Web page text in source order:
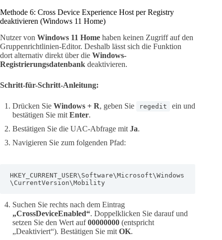
Methode 6: Cross Device Experience Host per Registry
deaktivieren (Windows 11 Home)
Nutzer von Windows 11 Home haben keinen Zugriff auf den
Gruppenrichtlinien-Editor. Deshalb lässt sich die Funktion
dort alternativ direkt über die Windows-
Registrierungsdatenbank deaktivieren.
Schritt-für-Schritt-Anleitung:
Drücken Sie Windows + R, geben Sie regedit
ein und
bestätigen Sie mit Enter.
Bestätigen Sie die UAC-Abfrage mit Ja.
Navigieren Sie zum folgenden Pfad:
HKEY_CURRENT_USER\Software\Microsoft\Windows
\CurrentVersion\Mobility
Suchen Sie rechts nach dem Eintrag
„CrossDeviceEnabled“. Doppelklicken Sie darauf und
setzen Sie den Wert auf00000000 (entspricht
„Deaktiviert“). Bestätigen Sie mit OK.